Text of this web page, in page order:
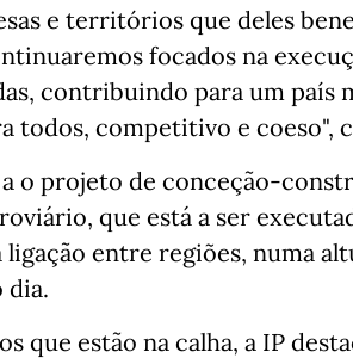
e territórios que deles
focados na
contribuindo para um país
todos, competitivo e coeso",
o projeto de conceção-
que está a ser
entre regiões, numa
dia.
que estão na calha, a IP